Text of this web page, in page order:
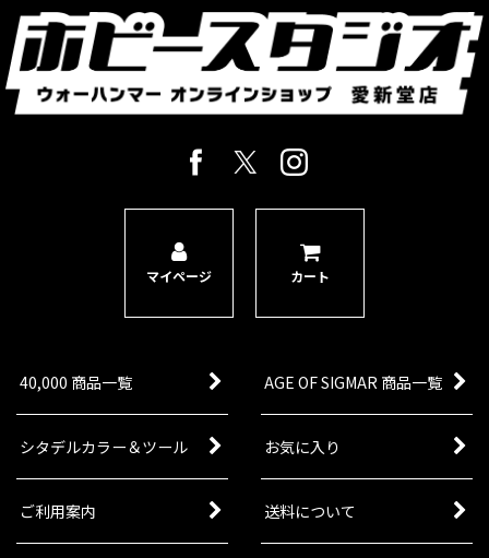
マイページ カート
40,000 商品一覧 AGE OF SIGMAR 商品一覧
シタデルカラー＆ツール お気に入り
ご利用案内 送料について